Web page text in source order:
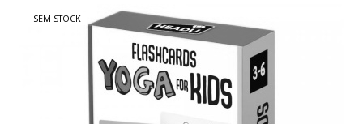
SEM STOCK